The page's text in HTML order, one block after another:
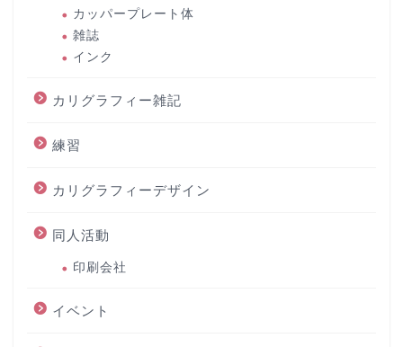
カッパープレート体
雑誌
インク
カリグラフィー雑記
練習
カリグラフィーデザイン
同人活動
印刷会社
イベント